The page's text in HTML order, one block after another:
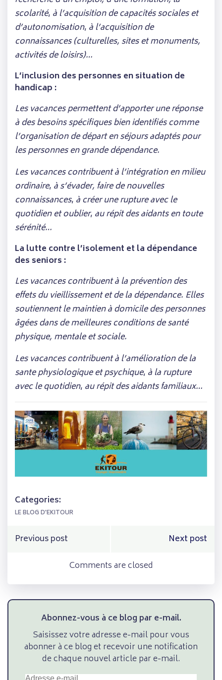
scolarité, à l’acquisition de capacités sociales et
d’autonomisation, à l’acquisition de
connaissances (culturelles, sites et monuments,
activités de loisirs)…
L’inclusion des personnes en situation de
handicap :
Les vacances permettent d’apporter une réponse
à des besoins spécifiques bien identifiés comme
l’organisation de départ en séjours adaptés pour
les personnes en grande dépendance.
Les vacances contribuent à l’intégration en milieu
ordinaire, à s’évader, faire de nouvelles
connaissances, à créer une rupture avec le
quotidien et oublier, au répit des aidants en toute
sérénité…
La lutte contre l’isolement et la dépendance
des seniors :
Les vacances contribuent à la prévention des
effets du vieillissement et de la dépendance. Elles
soutiennent le maintien à domicile des personnes
âgées dans de meilleures conditions de santé
physique, mentale et sociale.
Les vacances contribuent à l’amélioration de la
sante physiologique et psychique, à la rupture
avec le quotidien, au répit des aidants familiaux…
Categories:
LE BLOG D'EKITOUR
Navigation
l’article
Previous post
Navigation
de
l’article
Next post
Comments are closed
Abonnez-vous à ce blog par e-mail.
Saisissez votre adresse e-mail pour vous
abonner à ce blog et recevoir une notification
de chaque nouvel article par e-mail.